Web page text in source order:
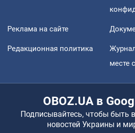
Реклама на сайте
Редакционная политика
месте
OBOZ.UA в
Подписывайтесь, чтобы быть
новостей Украины и